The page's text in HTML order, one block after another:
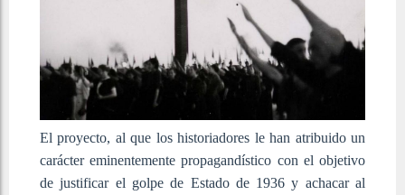
El proyecto, al que los historiadores le han atribuido un
carácter eminentemente propagandístico con el objetivo
de justificar el golpe de Estado de 1936 y achacar al